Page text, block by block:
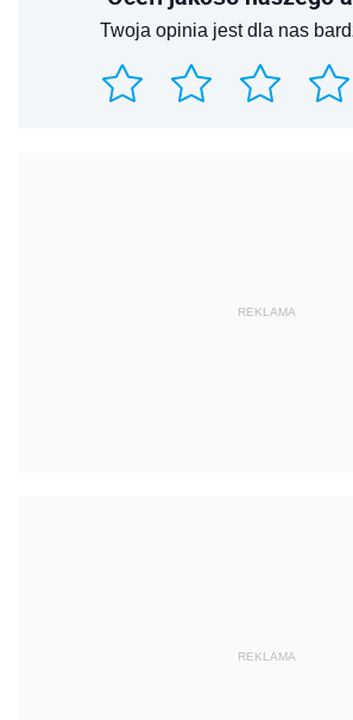
Twoja opinia jest dla nas
REKLAMA
REKLAMA